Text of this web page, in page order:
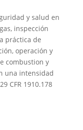
y salud en
inspección
práctica de
operación y
combustion y
una intensidad
CFR 1910.178